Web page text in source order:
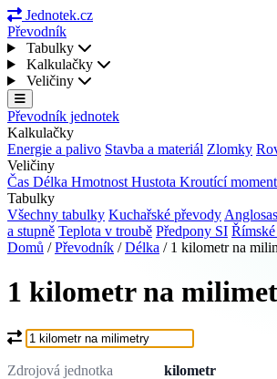
Jednotek.cz
Převodník
Tabulky
Kalkulačky
Veličiny
Převodník jednotek
Kalkulačky
Energie a palivo Stavba a materiál Zlomky
Veličiny
Čas Délka Hmotnost Hustota Kroutící moment
Tabulky
Všechny tabulky Kuchařské převody
a stupně Teplota v troubě Předpony SI
Domů / Převodník / Délka / 1 kilometr na
1 kilometr na
Co chcete převést?
Zdrojová jednotka
kilometr